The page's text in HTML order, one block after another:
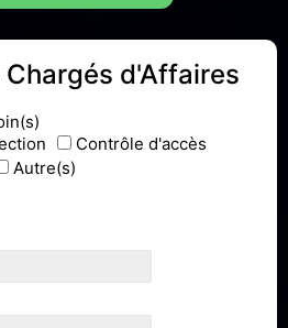
d'Affaires
Contrôle d'accès
Autre(s)